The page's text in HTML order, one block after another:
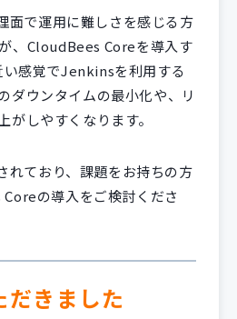
で運用に難しさを感じる方
、CloudBees Coreを導入す
い感覚でJenkinsを利用する
ダウンタイムの最小化や、リ
がしやすくなります。
ており、課題をお持ちの方
の導入をご検討くださ
だきました